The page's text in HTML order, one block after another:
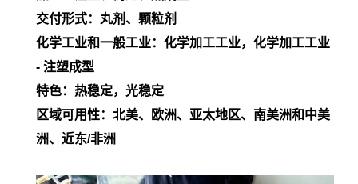
交付形式：丸剂、颗粒剂
化学工业和一般工业：化学加工工业，化学加工工业
- 注塑成型
特色：热稳定，光稳定
区域可用性：北美、欧洲、亚太地区、南美洲和中美
洲、近东/非洲